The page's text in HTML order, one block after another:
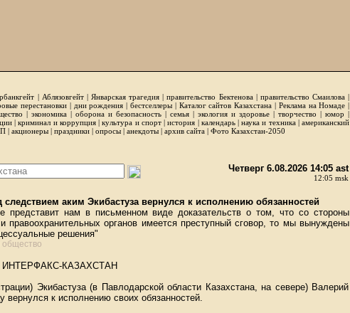
| Аблязовгейт| Январская трагедия |правительство Бектенова| правительство Смаилова|
перестановки| дни рождения | бестселлеры| Каталог сайтов Казахстана | Реклама на Номаде |
| экономика | оборона и безопасность | семья | экология и здоровье | творчество | юмор |
|криминал и коррупция|культура и спорт|история | календарь|наука и техника|американский
| акционеры | праздники | опросы | анекдоты | архив сайта | Фото Казахстан-2050
Четверг 6.08.2026 14:05 ast
12:05 msk
аким Экибастуза вернулся к исполнению обязанностей
представит нам в письменном виде доказательств о том, что со стороны
правоохранительных органов имеется преступный сговор, то мы вынуждены
решения"
общество
ИНТЕРФАКС-КАЗАХСТАН
Экибастуза (в Павлодарской области Казахстана, на севере) Валерий
вернулся к исполнению своих обязанностей.